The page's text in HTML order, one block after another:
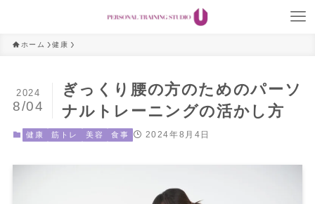
ホーム 健康
ぎっくり腰の方のためのパーソ
ナルトレーニングの活かし方
2024
8/04
健康 筋トレ 美容 食事 2024年8月4日